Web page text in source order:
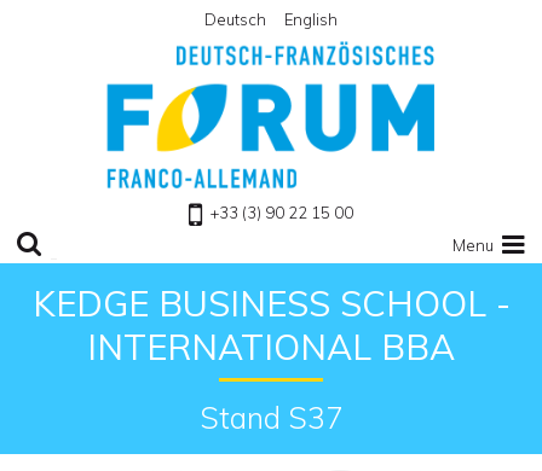
Retour à l'accueil
Deutsch English
+33 (3) 90 22 15 00
Menu
KEDGE BUSINESS SCHOOL -
INTERNATIONAL BBA
Stand S37